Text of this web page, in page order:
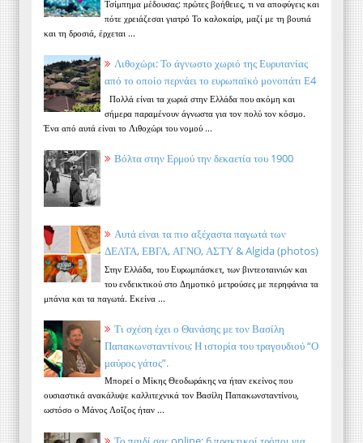
Τσίμπημα μέδουσας: πρώτες βοήθειες, τι να αποφύγεις και
πότε χρειάζεσαι γιατρό Το καλοκαίρι, μαζί με τη βουτιά
και τη δροσιά, έρχεται ...
Λιθοχώρι: Το άγνωστο χωριό της Ευρυτανίας
από το οποίο περνάει το ευρωπαϊκό μονοπάτι Ε4
Πολλά είναι τα χωριά στην Ελλάδα που ακόμη και
σήμερα παραμένουν άγνωστα για τον πολύ τον κόσμο.
Ένα από αυτά είναι το Λιθοχώρι του νομού ...
Βόλτα στην Ερμού την δεκαετία του 1900
Αυτά είναι τα πιο αξέχαστα παγωτά των
ΔΕΛΤΑ, ΕΒΓΑ, ΑΓΝΟ, ΑΣΤΥ & Algida (photos)
Στην Ελλάδα, του Ευρωμπάσκετ, των βιντεοταινιών και
του ενδεικτικού στο Δημοτικό μετρούσες με περηφάνια τα
μπάνια και τα παγωτά. Εκείνα ...
Τι σχέση έχει ο Θανάσης με τον Βασίλη
Παπακωνσταντίνου; Η ιστορία του τραγουδιού “Ο
μαύρος γάτος”.
Μπορεί ο Μίκης Θεοδωράκης να ήταν εκείνος που
ουσιαστικά ανακάλυψε καλλιτεχνικά τον Βασίλη Παπακωνσταντίνου,
ωστόσο ο Μάνος Λοΐζος ήταν ...